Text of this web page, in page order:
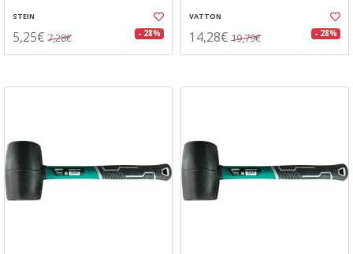
STEIN
5,25€ 7,28€ - 28%
VATTON
14,28€ 19,79€ - 28%